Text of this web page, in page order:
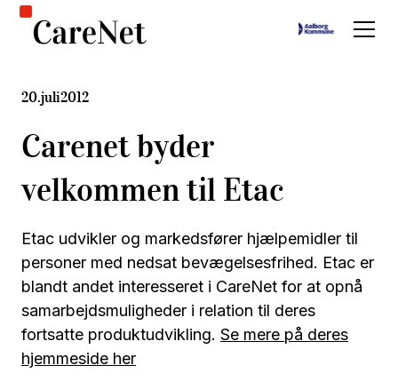
20.juli2012
Carenet byder
velkommen til Etac
Etac udvikler og markedsfører hjælpemidler til
personer med nedsat bevægelsesfrihed. Etac er
blandt andet interesseret i CareNet for at opnå
samarbejdsmuligheder i relation til deres
fortsatte produktudvikling. Se mere på deres
hjemmeside her